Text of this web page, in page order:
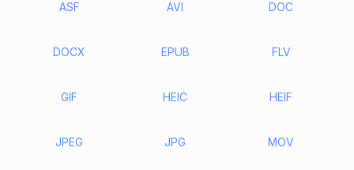
ASF AVI DOC
DOCX EPUB FLV
GIF HEIC HEIF
JPEG JPG MOV